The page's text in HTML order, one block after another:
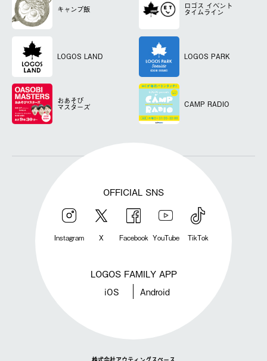
キャンプ飯 ロゴス イベント
タイムライン
LOGOS LAND LOGOS PARK
おあそび
マスターズ CAMP RADIO
OFFICIAL SNS
Instagram X Facebook YouTube TikTok
LOGOS FAMILY APP
iOS Android